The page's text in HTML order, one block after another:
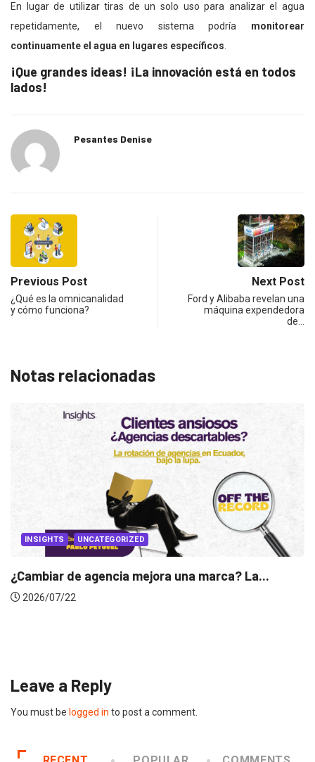
En lugar de utilizar tiras de un solo uso para analizar el agua
repetidamente, el nuevo sistema podría monitorear
continuamente el agua en lugares específicos.
¡Que grandes ideas! ¡La innovación está en todos
lados!
Pesantes Denise
Previous Post
¿Qué es la omnicanalidad
y cómo funciona?
Next Post
Ford y Alibaba revelan una
máquina expendedora
de…
Notas relacionadas
INSIGHTS
Leave a Reply
You must be logged in to post a comment.